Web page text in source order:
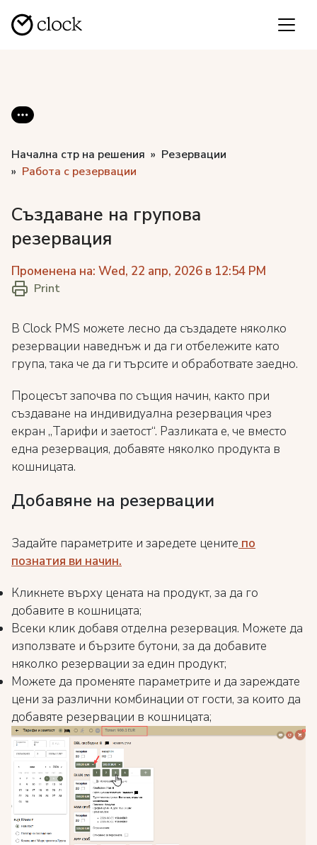
Начална стр на решения
Резервации
Работа с резервации
Създаване на групова
резервация
Променена на: Wed, 22 апр, 2026 в 12:54 PM
Print
В Clock PMS можете лесно да създадете няколко
резервации наведнъж и да ги отбележите като
група, така че да ги търсите и обработвате заедно.
Процесът започва по същия начин, както при
създаване на индивидуална резервация чрез
екран „Тарифи и заетост“. Разликата е, че вместо
една резервация, добавяте няколко продукта в
кошницата.
Добавяне на резервации
Задайте параметрите и заредете цените по
познатия ви начин.
Кликнете върху цената на продукт, за да го
добавите в кошницата;
Всеки клик добавя отделна резервация. Можете да
използвате и бързите бутони, за да добавите
няколко резервации за един продукт;
Можете да променяте параметрите и да зареждате
цени за различни комбинации от гости, за които да
добавяте резервации в кошницата;